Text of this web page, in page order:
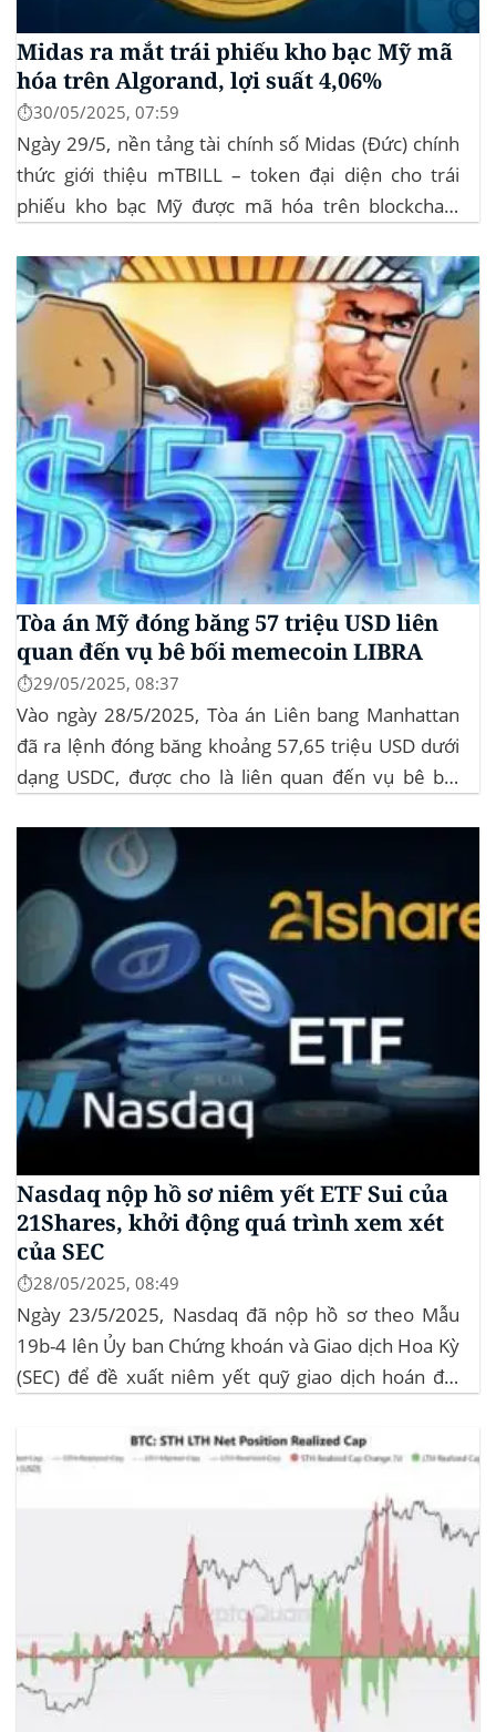
Midas ra mắt trái phiếu kho bạc Mỹ mã
hóa trên Algorand, lợi suất 4,06%
⏱️30/05/2025, 07:59
Ngày 29/5, nền tảng tài chính số Midas (Đức) chính
thức giới thiệu mTBILL – token đại diện cho trái
phiếu kho bạc Mỹ được mã hóa trên blockchain
không yêu cầu mức đầu tư tối thiểu. mTBILL được
bảo chứng bằng...
Tòa án Mỹ đóng băng 57 triệu USD liên
quan đến vụ bê bối memecoin LIBRA
⏱️29/05/2025, 08:37
Vào ngày 28/5/2025, Tòa án Liên bang Manhattan
đã ra lệnh đóng băng khoảng 57,65 triệu USD dưới
dạng USDC, được cho là liên quan đến vụ bê bối
tập thể do Burwick Law đại diện, cáo buộc các công
Nasdaq nộp hồ sơ niêm yết ETF Sui của
21Shares, khởi động quá trình xem xét
của SEC
⏱️28/05/2025, 08:49
Ngày 23/5/2025, Nasdaq đã nộp hồ sơ theo Mẫu
19b-4 lên Ủy ban Chứng khoán và Giao dịch Hoa Kỳ
(SEC) để đề xuất niêm yết quỹ giao dịch hoán đổi
trình xem xét chính thức của SEC đối với...